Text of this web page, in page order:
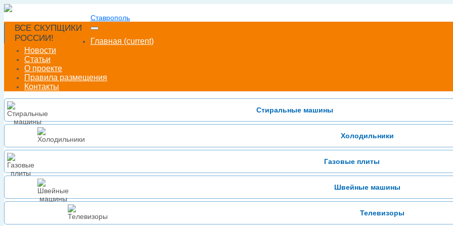
ВСЕ СКУПЩИКИ
РОССИИ!
Ставрополь
Главная (current)
Новости
Статьи
О проекте
Правила размещения
Контакты
Стиральные машины
Холодильники
Газовые плиты
Швейные машины
Телевизоры